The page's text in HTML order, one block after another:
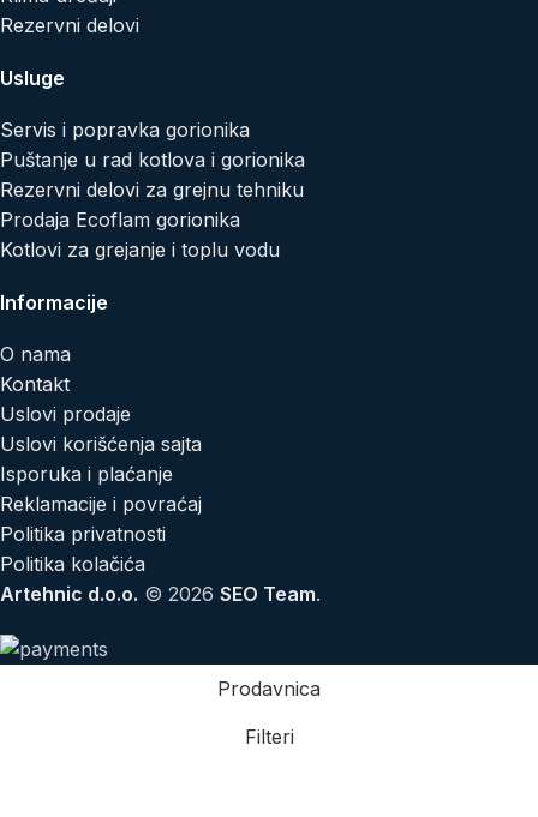
Rezervni delovi
Usluge
Servis i popravka gorionika
Puštanje u rad kotlova i gorionika
Rezervni delovi za grejnu tehniku
Prodaja Ecoflam gorionika
Kotlovi za grejanje i toplu vodu
Informacije
O nama
Kontakt
Uslovi prodaje
Uslovi korišćenja sajta
Isporuka i plaćanje
Reklamacije i povraćaj
Politika privatnosti
Politika kolačića
Artehnic d.o.o. © 2026 SEO Team.
Prodavnica
Filteri